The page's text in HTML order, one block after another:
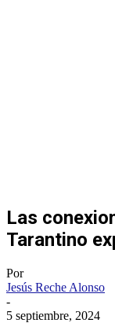
Las
Tarantino
Por
Jesús Reche Alonso
-
5 septiembre, 2024